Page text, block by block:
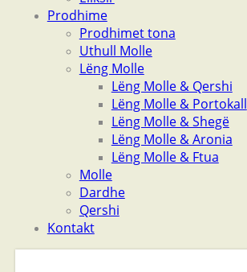
Prodhime
Prodhimet tona
Uthull Molle
Lëng Molle
Lëng Molle & Qershi
Lëng Molle & Portokall
Lëng Molle & Shegë
Lëng Molle & Aronia
Lëng Molle & Ftua
Molle
Dardhe
Qershi
Kontakt